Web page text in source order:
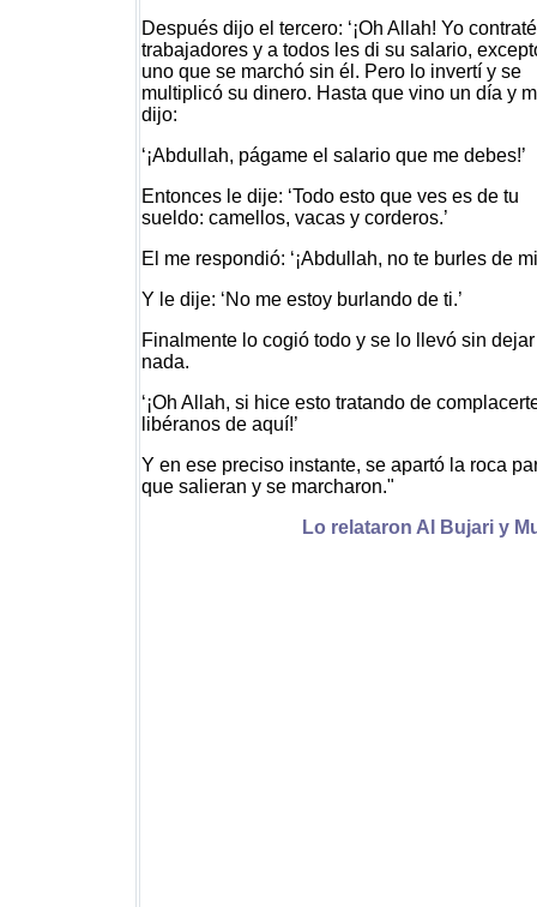
Después dijo el tercero: ‘¡Oh Allah! Yo
trabajadores y a todos les di su salario,
uno que se marchó sin él. Pero lo invertí y se
multiplicó su dinero. Hasta que vino un día y
dijo:
‘¡Abdullah, págame el salario que me debes!’
Entonces le dije: ‘Todo esto que ves es de tu
sueldo: camellos, vacas y corderos.’
El me respondió: ‘¡Abdullah, no te burles de
Y le dije: ‘No me estoy burlando de ti.’
Finalmente lo cogió todo y se lo llevó sin dejar
nada.
‘¡Oh Allah, si hice esto tratando de
libéranos de aquí!’
Y en ese preciso instante, se apartó la roca
que salieran y se marcharon."
Lo relataron Al Bujari y